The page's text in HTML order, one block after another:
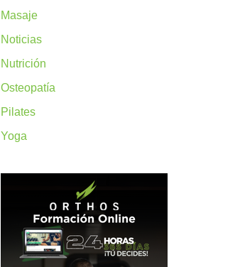
Masaje
Noticias
Nutrición
Osteopatía
Pilates
Yoga